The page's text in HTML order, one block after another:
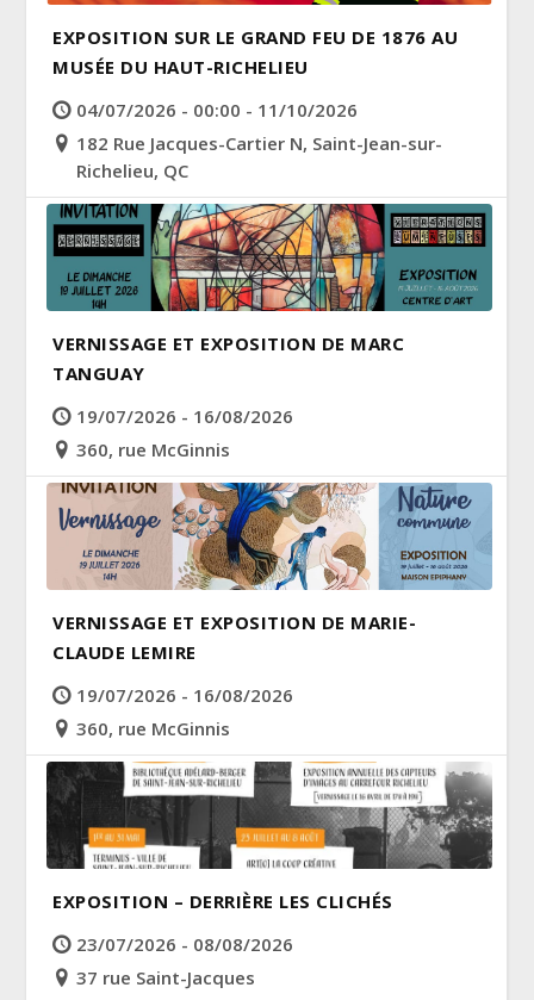
EXPOSITION SUR LE GRAND FEU DE 1876 AU
MUSÉE DU HAUT-RICHELIEU
04/07/2026 - 00:00 - 11/10/2026
182 Rue Jacques-Cartier N, Saint-Jean-sur-
Richelieu, QC
VERNISSAGE ET EXPOSITION DE MARC
TANGUAY
19/07/2026 - 16/08/2026
360, rue McGinnis
VERNISSAGE ET EXPOSITION DE MARIE-
CLAUDE LEMIRE
19/07/2026 - 16/08/2026
360, rue McGinnis
EXPOSITION – DERRIÈRE LES CLICHÉS
23/07/2026 - 08/08/2026
37 rue Saint-Jacques